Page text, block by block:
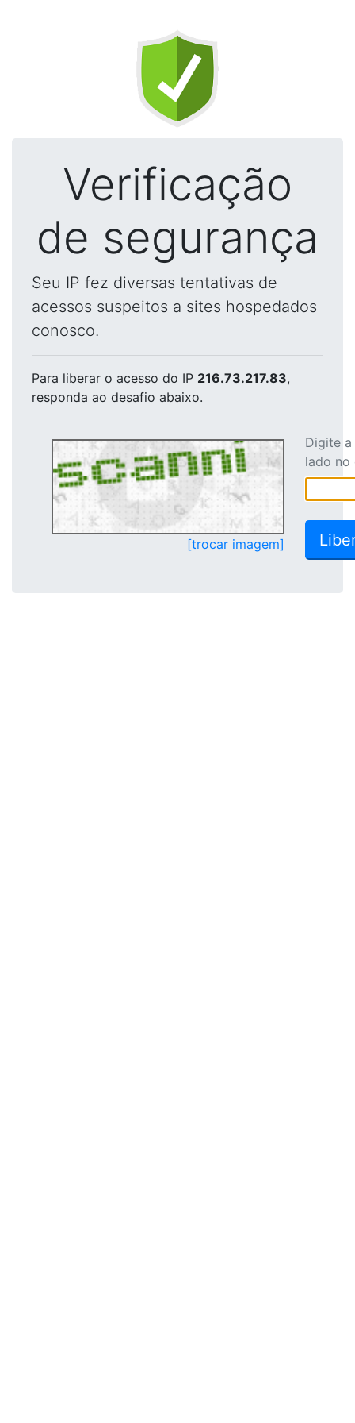
Verificação
de segurança
Seu IP fez diversas tentativas de
acessos suspeitos a sites hospedados
conosco.
Para liberar o acesso do IP 216.73.217.83,
responda ao desafio abaixo.
[trocar imagem]
Digite
lado no